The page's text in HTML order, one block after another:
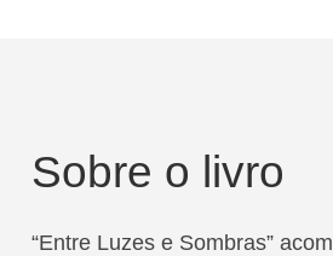
Sobre o livro
“Entre Luzes e Sombras”